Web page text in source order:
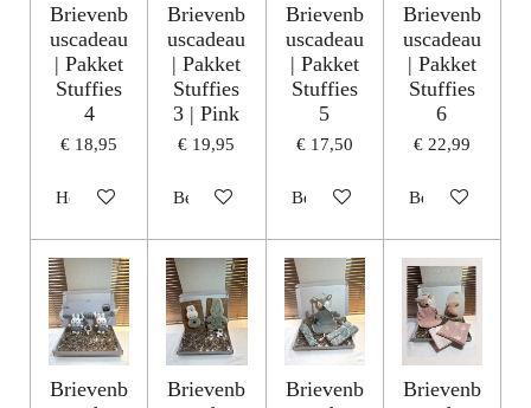
Brievenb
uscadeau
| Pakket
Stuffies
4
€ 18,95
Houd mij op de hoogte
Brievenb
uscadeau
| Pakket
Stuffies
3 | Pink
€ 19,95
Bekijk details
Brievenb
uscadeau
| Pakket
Stuffies
5
€ 17,50
Bekijk details
Brievenb
uscadeau
| Pakket
Stuffies
6
€ 22,99
Bekijk details
Brievenb
Brievenb
Brievenb
Brievenb